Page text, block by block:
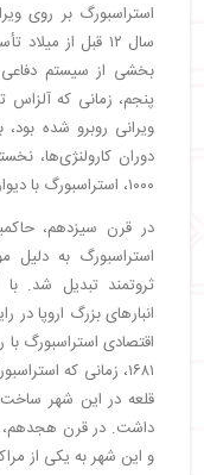
استراسبورگ بر روی
سال ۱۲ قبل از
بخشی از سیستم
پنجم، زمانی که
ویرانی روبرو شده
دوران کارولنژی‌ها،
۱۰۰۰، استراسبورگ با دیوارهای مستحکم محصور شده بود.
در قرن سیزدهم،
استراسبورگ به دلیل
ثروتمند تبدیل شد.
انبارهای بزرگ اروپا
اقتصادی استراسبورگ
۱۶۸۱، زمانی که
قلعه در این شهر
داشت. در قرن هجدهم،
و این شهر به یکی از